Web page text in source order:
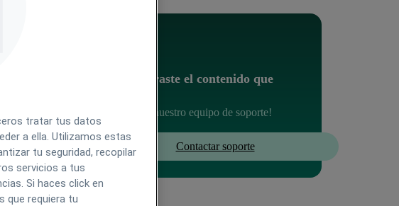
¿No encontraste el contenido que
Contacta con nuestro equipo de soporte!
Contactar soporte
tratar tus datos
a ella. Utilizamos estas
tu seguridad, recopilar
servicios a tus
Si haces click en
que requiera tu